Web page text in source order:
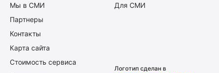
Мы в СМИ
Партнеры
Контакты
Карта сайта
Стоимость сервиса
Для СМИ
Логотип сделан в